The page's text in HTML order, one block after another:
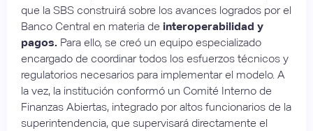
que la SBS construirá sobre los avances logrados por el
Banco Central en materia de interoperabilidad y
pagos. Para ello, se creó un equipo especializado
encargado de coordinar todos los esfuerzos técnicos y
regulatorios necesarios para implementar el modelo. A
la vez, la institución conformó un Comité Interno de
Finanzas Abiertas, integrado por altos funcionarios de la
superintendencia, que supervisará directamente el